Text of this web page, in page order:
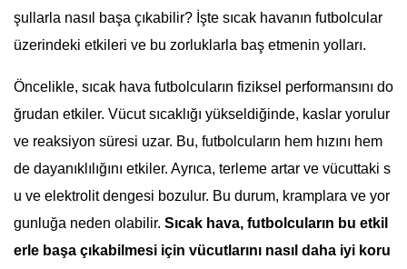
şullarla nasıl başa çıkabilir? İşte sıcak havanın futbolcular
üzerindeki etkileri ve bu zorluklarla baş etmenin yolları.
Öncelikle, sıcak hava futbolcuların fiziksel performansını do
ğrudan etkiler. Vücut sıcaklığı yükseldiğinde, kaslar yorulur
ve reaksiyon süresi uzar. Bu, futbolcuların hem hızını hem
de dayanıklılığını etkiler. Ayrıca, terleme artar ve vücuttaki s
u ve elektrolit dengesi bozulur. Bu durum, kramplara ve yor
gunluğa neden olabilir. Sıcak hava, futbolcuların bu etkil
erle başa çıkabilmesi için vücutlarını nasıl daha iyi koru